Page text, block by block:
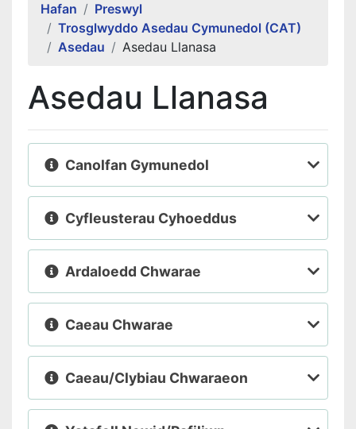
Hafan
Preswyl
Trosglwyddo Asedau Cymunedol (CAT)
Asedau
Asedau Llanasa
Asedau Llanasa
Canolfan Gymunedol
Cyfleusterau Cyhoeddus
Ardaloedd Chwarae
Caeau Chwarae
Caeau/Clybiau Chwaraeon